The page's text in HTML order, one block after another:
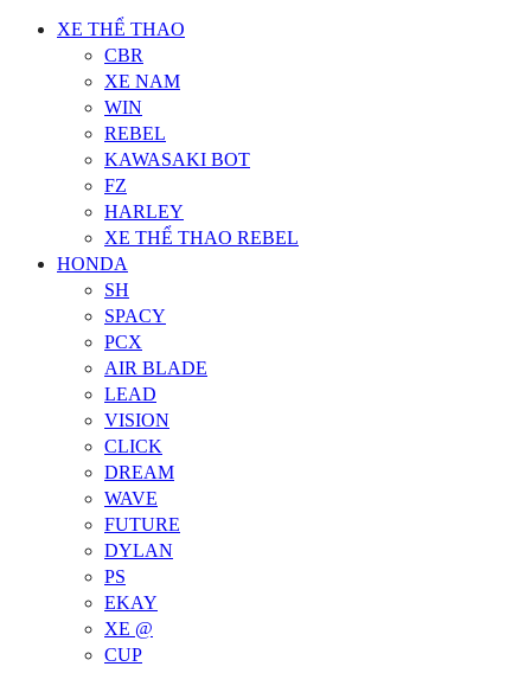
Tự hào mang giá trị sử dụng đến với khách hàng
0976555223
xemayhoangkien@gmail.com
52 Chùa Hà - Cầu Giấy - Hà Nội
XE THỂ THAO
CBR
XE NAM
WIN
REBEL
KAWASAKI BOT
FZ